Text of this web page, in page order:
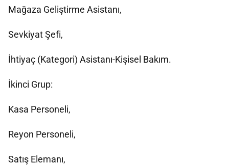
Mağaza Geliştirme Asistanı,
Sevkiyat Şefi,
İhtiyaç (Kategori) Asistanı-Kişisel Bakım.
İkinci Grup:
Kasa Personeli,
Reyon Personeli,
Satış Elemanı,